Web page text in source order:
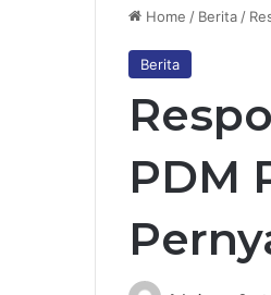
Home / Berita /
Berita
PDM